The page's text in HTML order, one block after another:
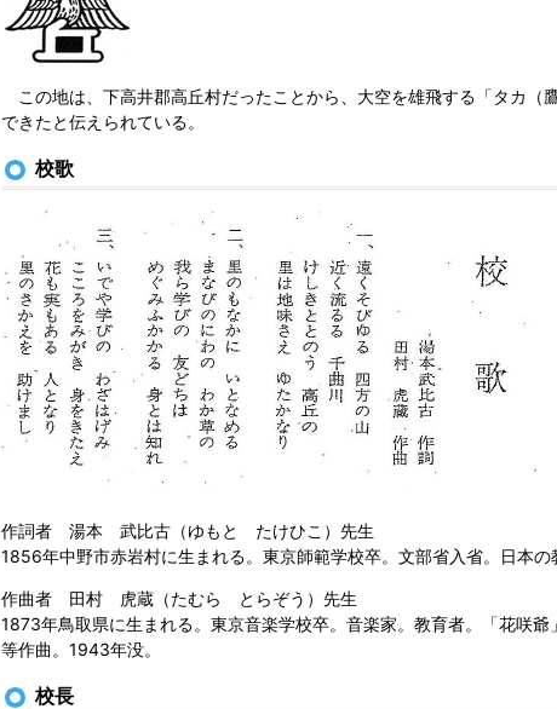
この地は、下高井郡高丘村だったことから、大空を雄飛する「タカ（
できたと伝えられている。
校歌
作詞者 湯本 武比古（ゆもと たけひこ）先生
1856年中野市赤岩村に生まれる。東京師範学校卒。文部省入省。日本
作曲者 田村 虎蔵（たむら とらぞう）先生
1873年鳥取県に生まれる。東京音楽学校卒。音楽家。教育者。「花咲
等作曲。1943年没。
校長